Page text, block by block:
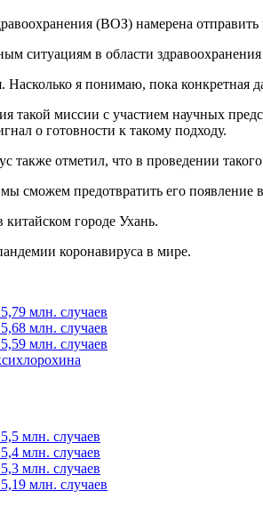
(ВОЗ) намерена
ситуациям в области
я понимаю, пока конкретная
миссии с участием научных
о готовности к такому подходу.
отметил, что в проведении
сможем предотвратить его появление
городе Ухань.
коронавируса в мире.
млн. случаев
млн. случаев
млн. случаев
млн. случаев
млн. случаев
млн. случаев
млн. случаев